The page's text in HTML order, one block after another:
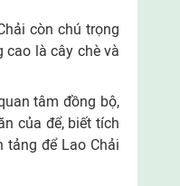
còn chú trọng
cao là cây chè và
tâm đồng bộ,
của để, biết tích
tảng để Lao Chải